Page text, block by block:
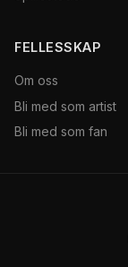
FELLESSKAP
Om oss
Bli med som artist
Bli med som fan